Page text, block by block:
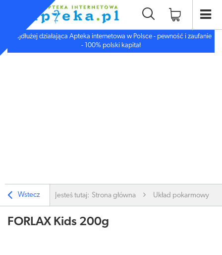
Najdłużej działająca Apteka internetowa w Polsce - pewność i zaufanie
- 100% polski kapitał
Wstecz Jesteś tutaj: Strona główna Układ pokarmowy
FORLAX Kids 200g